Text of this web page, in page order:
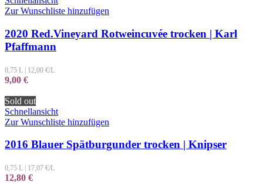
Zur Wunschliste hinzufügen
2020 Red.Vineyard Rotweincuvée trocken | Karl
Pfaffmann
0,75 L | 12,00 €/L
9,00 €
Sold out
Schnellansicht
Zur Wunschliste hinzufügen
2016 Blauer Spätburgunder trocken | Knipser
0,75 L 17,07 €/L
12,80 €